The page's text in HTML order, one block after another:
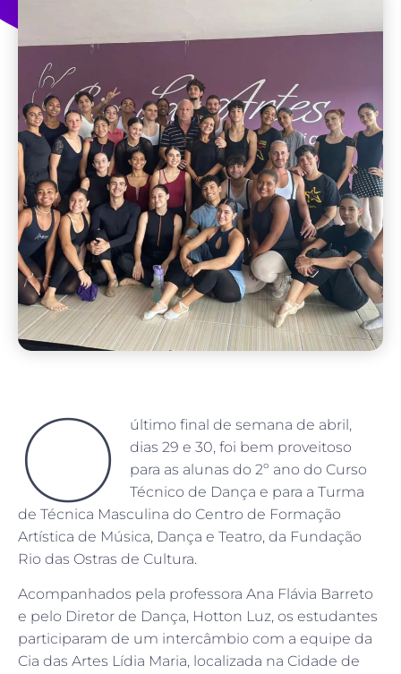
O
último final de semana de abril,
dias 29 e 30, foi bem proveitoso
para as alunas do 2º ano do Curso
Técnico de Dança e para a Turma
de Técnica Masculina do Centro de Formação
Artística de Música, Dança e Teatro, da Fundação
Rio das Ostras de Cultura.
Acompanhados pela professora Ana Flávia Barreto
e pelo Diretor de Dança, Hotton Luz, os estudantes
participaram de um intercâmbio com a equipe da
Cia das Artes Lídia Maria, localizada na Cidade de